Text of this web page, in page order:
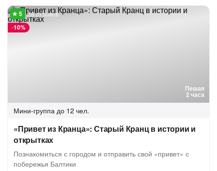
Пешая
2 часа
-10%
38 отзывов
Мини-группа до 12 чел.
«Привет из Кранца»: Старый Кранц в истории и
открытках
Познакомиться с городом и отправить свой «привет» с
побережья Балтики